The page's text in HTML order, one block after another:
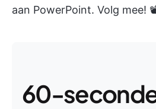
aan PowerPoint. Volg mee!
60-